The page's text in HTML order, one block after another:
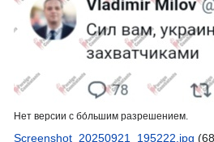
Нет версии с бо́льшим разрешением.
Screenshot_20250921_195222.jpg